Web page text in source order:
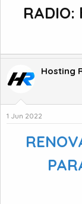
RADIO:
Hosting
1 Jun 2022